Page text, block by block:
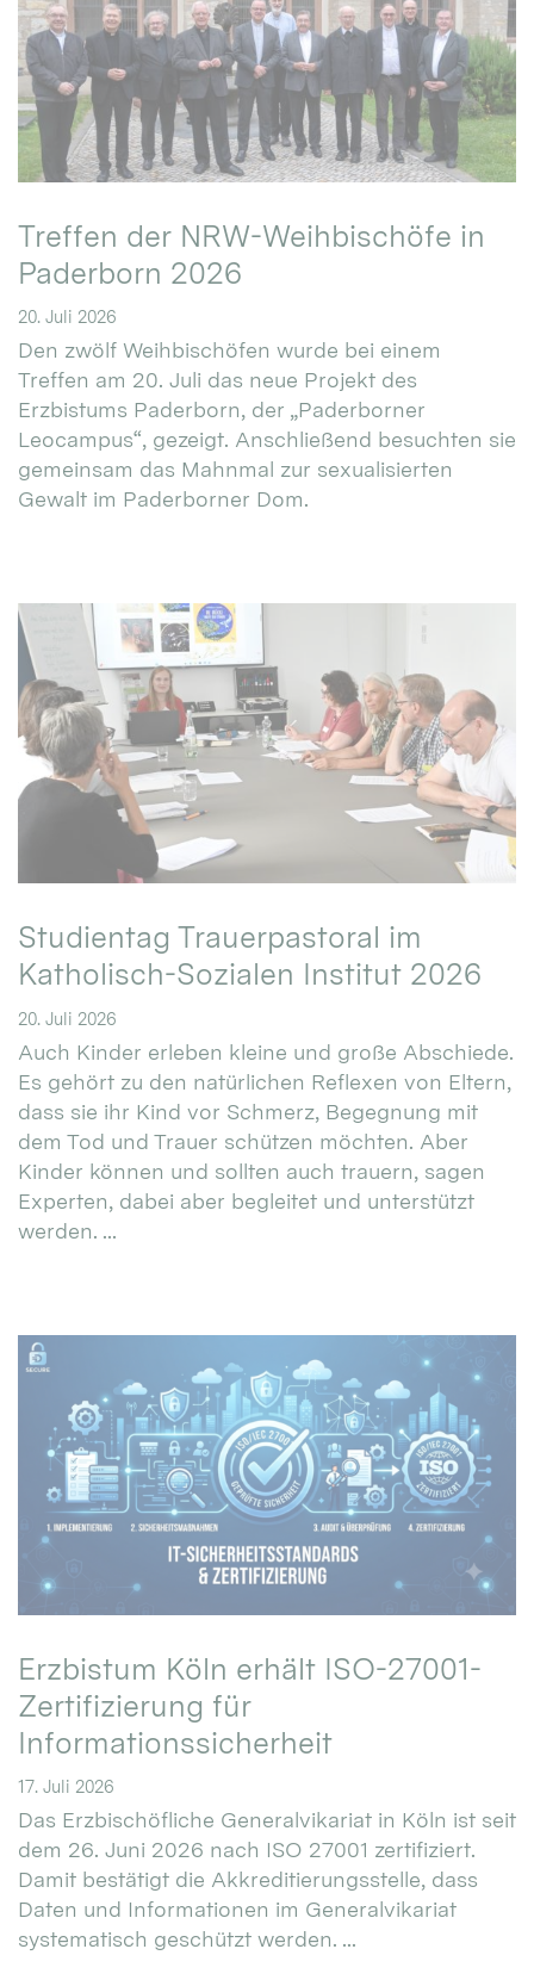
Treffen der NRW-Weihbischöfe in
Paderborn 2026
20. Juli 2026
Den zwölf Weihbischöfen wurde bei einem
Treffen am 20. Juli das neue Projekt des
Erzbistums Paderborn, der „Paderborner
Leocampus“, gezeigt. Anschließend besuchten sie
gemeinsam das Mahnmal zur sexualisierten
Gewalt im Paderborner Dom.
Studientag Trauerpastoral im
Katholisch-Sozialen Institut 2026
20. Juli 2026
Auch Kinder erleben kleine und große Abschiede.
Es gehört zu den natürlichen Reflexen von Eltern,
dass sie ihr Kind vor Schmerz, Begegnung mit
dem Tod und Trauer schützen möchten. Aber
Kinder können und sollten auch trauern, sagen
Experten, dabei aber begleitet und unterstützt
werden. ...
Erzbistum Köln erhält ISO-27001-
Zertifizierung für
Informationssicherheit
17. Juli 2026
Das Erzbischöfliche Generalvikariat in Köln ist seit
dem 26. Juni 2026 nach ISO 27001 zertifiziert.
Damit bestätigt die Akkreditierungsstelle, dass
Daten und Informationen im Generalvikariat
systematisch geschützt werden. ...